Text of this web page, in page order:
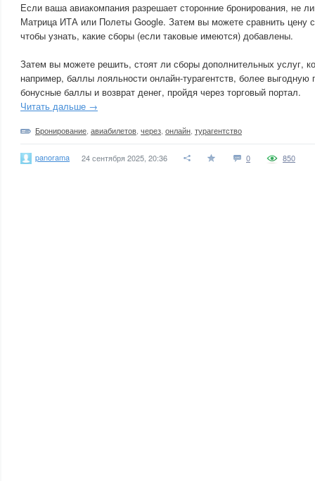
Если ваша авиакомпания разрешает сторонние бронирования, не
Матрица ИТА или Полеты Google. Затем вы можете сравнить цену с
чтобы узнать, какие сборы (если таковые имеются) добавлены.
Затем вы можете решить, стоят ли сборы дополнительных услуг,
например, баллы лояльности онлайн-турагентств, более выгодную
бонусные баллы и возврат денег, пройдя через торговый портал.
Читать дальше →
Бронирование авиабилетов через онлайн турагентство
panorama 24 сентября 2025, 20:36 0 850